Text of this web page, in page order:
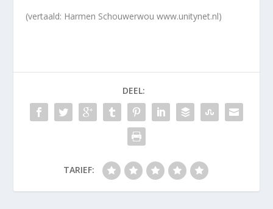
(vertaald: Harmen Schouwerwou www.unitynet.nl)
DEEL:
TARIEF: